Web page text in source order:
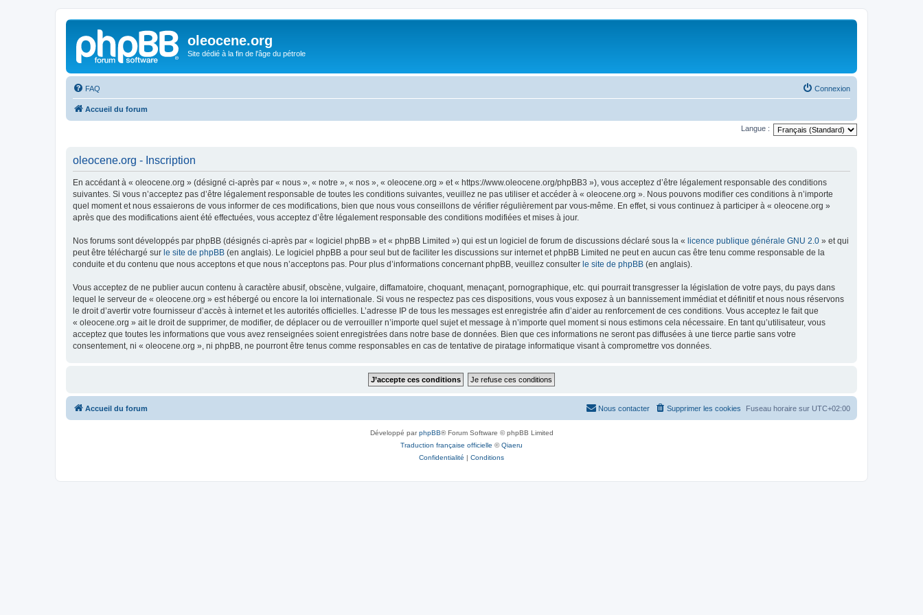
oleocene.org
Site dédié à la fin de l'âge du pétrole
FAQ Connexion
Accueil du forum
Langue :
oleocene.org - Inscription
En accédant à « oleocene.org » (désigné ci-après par « nous », « notre », « nos », « oleocene.org » et « https://www.oleocene.org/phpBB3 »), vous acceptez d’être légalement responsable des conditions
suivantes. Si vous n’acceptez pas d’être légalement responsable de toutes les conditions suivantes, veuillez ne pas utiliser et accéder à « oleocene.org ». Nous pouvons modifier ces conditions à n’importe
quel moment et nous essaierons de vous informer de ces modifications, bien que nous vous conseillons de vérifier régulièrement par vous-même. En effet, si vous continuez à participer à « oleocene.org »
après que des modifications aient été effectuées, vous acceptez d’être légalement responsable des conditions modifiées et mises à jour.
Nos forums sont développés par phpBB (désignés ci-après par « logiciel phpBB » et « phpBB Limited ») qui est un logiciel de forum de discussions déclaré sous la « licence publique générale GNU 2.0 » et qui
peut être téléchargé sur le site de phpBB (en anglais). Le logiciel phpBB a pour seul but de faciliter les discussions sur internet et phpBB Limited ne peut en aucun cas être tenu comme responsable de la
conduite et du contenu que nous acceptons et que nous n’acceptons pas. Pour plus d’informations concernant phpBB, veuillez consulter le site de phpBB (en anglais).
Vous acceptez de ne publier aucun contenu à caractère abusif, obscène, vulgaire, diffamatoire, choquant, menaçant, pornographique, etc. qui pourrait transgresser la législation de votre pays, du pays dans
lequel le serveur de « oleocene.org » est hébergé ou encore la loi internationale. Si vous ne respectez pas ces dispositions, vous vous exposez à un bannissement immédiat et définitif et nous nous réservons
le droit d’avertir votre fournisseur d’accès à internet et les autorités officielles. L’adresse IP de tous les messages est enregistrée afin d’aider au renforcement de ces conditions. Vous acceptez le fait que
« oleocene.org » ait le droit de supprimer, de modifier, de déplacer ou de verrouiller n’importe quel sujet et message à n’importe quel moment si nous estimons cela nécessaire. En tant qu’utilisateur, vous
acceptez que toutes les informations que vous avez renseignées soient enregistrées dans notre base de données. Bien que ces informations ne seront pas diffusées à une tierce partie sans votre
consentement, ni « oleocene.org », ni phpBB, ne pourront être tenus comme responsables en cas de tentative de piratage informatique visant à compromettre vos données.
Accueil du forum Fuseau horaire sur UTC+02:00
Supprimer les cookies
Nous contacter
Développé parphpBB® Forum Software © phpBB Limited
Traduction française officielle ©Qiaeru
Confidentialité | Conditions